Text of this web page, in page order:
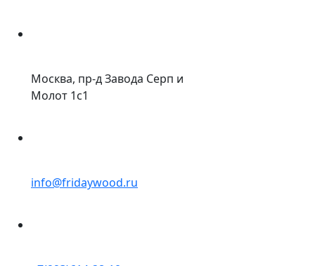
Москва, пр-д Завода Серп и
Молот 1с1
info@fridaywood.ru